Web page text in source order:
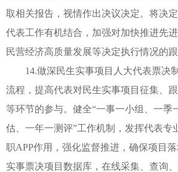
取相关报告，视情作出决议决定。将决定
代表工作有机结合，加强对加快推进先
民营经济高质量发展等决定执行情况的跟
14.做深民生实事项目人大代表票决
流程，提高代表对民生实事项目征集、
等环节的参与。健全“一事一小组、一季
估、一年一测评”工作机制，发挥代表专
职APP作用，强化监督推进，确保项目
实事票决项目数据库，在线采集、查询